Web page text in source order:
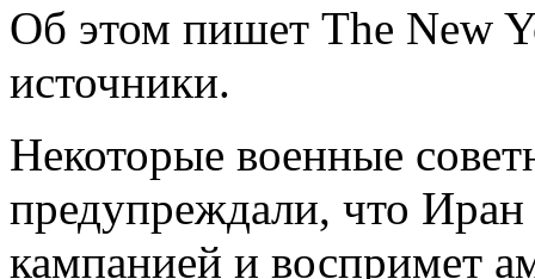
Об этом пишет The New
источники.
Некоторые военные
предупреждали, что Иран
кампанией и воспримет